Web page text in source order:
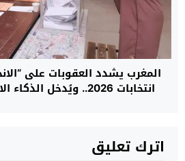
المغرب يشدد العقوبات على
انتخابات 2026.. ويُدخل
اترك تعليق